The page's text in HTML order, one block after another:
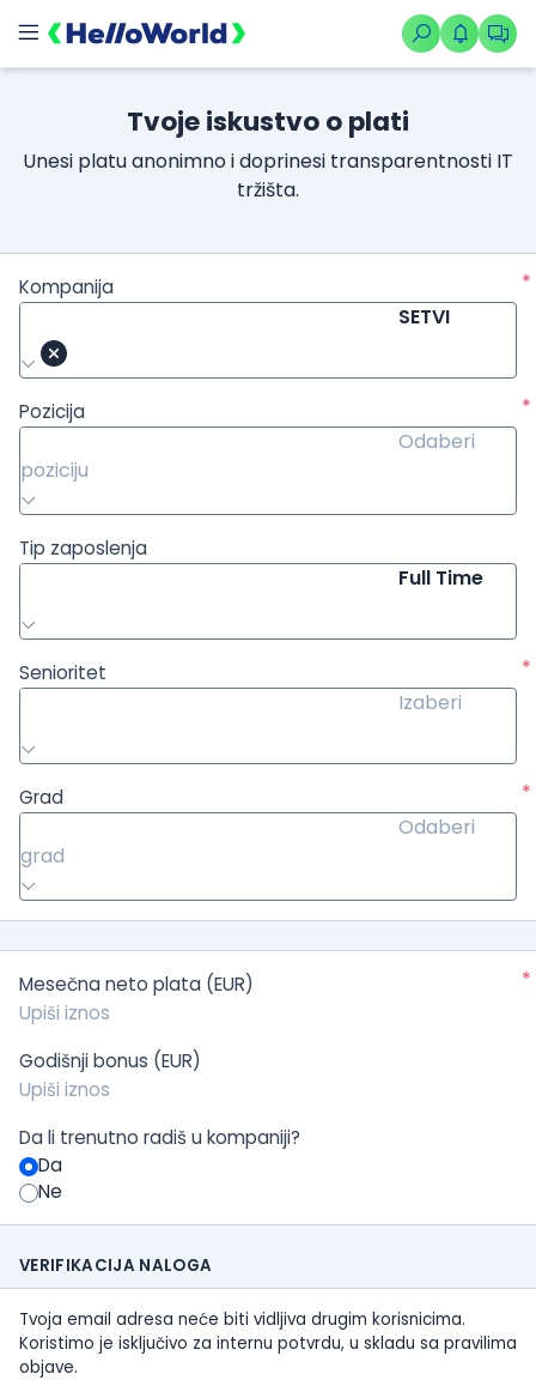
Tvoje iskustvo o plati
Unesi platu anonimno i doprinesi transparentnosti IT
tržišta.
Kompanija
*
SETVI
Pozicija
*
Odaberi
poziciju
Tip zaposlenja
Full Time
Senioritet
*
Izaberi
Grad
*
Odaberi
grad
Mesečna neto plata (EUR) *
Godišnji bonus (EUR)
Da li trenutno radiš u kompaniji?
Da
Ne
VERIFIKACIJA NALOGA
Tvoja email adresa neće biti vidljiva drugim korisnicima.
Koristimo je isključivo za internu potvrdu, u skladu sa pravilima
objave.